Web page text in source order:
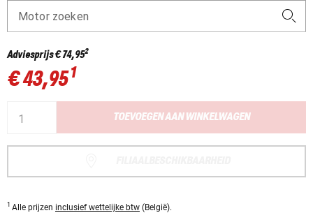
Motor zoeken
Adviesprijs€ 74,952
€ 43,951
TOEVOEGEN AAN WINKELWAGEN
1 Alle prijzen inclusief wettelijke btw (België).